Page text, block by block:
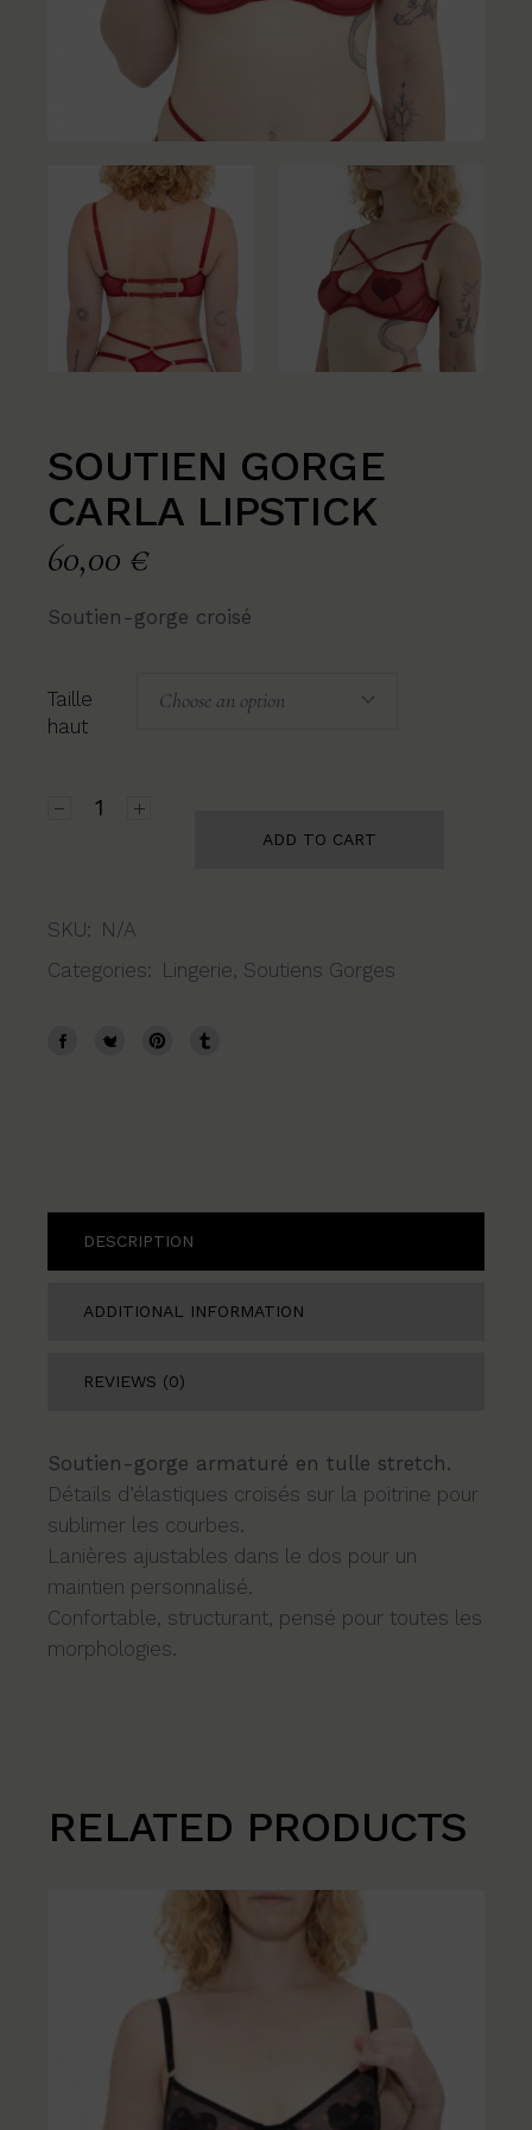
SOUTIEN GORGE
CARLA LIPSTICK
60,00 €
Soutien-gorge croisé
Taille
haut
Choose an option
ADD TO CART
SKU: N/A
Categories: Lingerie, Soutiens Gorges
DESCRIPTION
ADDITIONAL INFORMATION
REVIEWS (0)
Soutien-gorge armaturé en tulle stretch.
Détails d’élastiques croisés sur la poitrine pour
sublimer les courbes.
Lanières ajustables dans le dos pour un
maintien personnalisé.
Confortable, structurant, pensé pour toutes les
morphologies.
RELATED PRODUCTS